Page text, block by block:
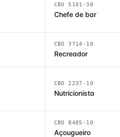
CBO 5101-30
Chefe de bar
CBO 3714-10
Recreador
CBO 2237-10
Nutricionista
CBO 8485-10
Açougueiro